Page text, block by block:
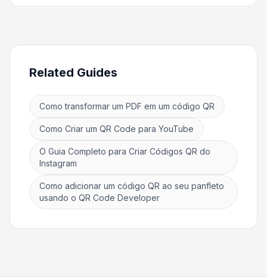
Related Guides
Como transformar um PDF em um código QR
Como Criar um QR Code para YouTube
O Guia Completo para Criar Códigos QR do
Instagram
Como adicionar um código QR ao seu panfleto
usando o QR Code Developer